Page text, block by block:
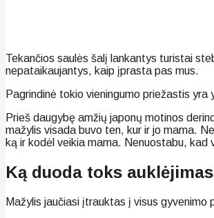
Tekančios saulės šalį lankantys turistai
nepataikaujantys, kaip įprasta pas mus.
Pagrindinė tokio vieningumo priežastis
Prieš daugybę amžių japonų motinos
mažylis visada buvo ten, kur ir jo mama.
ką ir kodėl veikia mama. Nenuostabu,
Ką duoda toks
Mažylis jaučiasi įtrauktas į visus